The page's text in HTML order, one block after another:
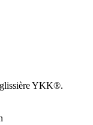
glissière YKK®.